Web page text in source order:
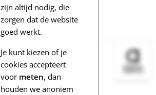
zijn altijd nodig, die
zorgen dat de website
goed werkt.
Je kunt kiezen of je
cookies accepteert
voor meten, dan
houden we anoniem